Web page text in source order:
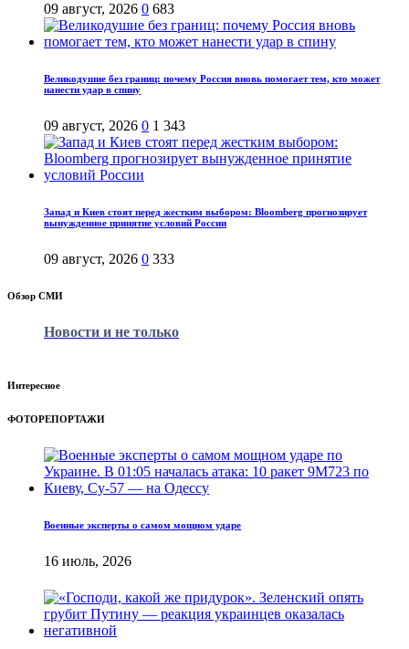
09 август, 2026 0 683
Великодушие без границ: почему Россия вновь помогает тем, кто может
нанести удар в спину
09 август, 2026 0 1 343
Запад и Киев стоят перед жестким выбором: Bloomberg прогнозирует
вынужденное принятие условий России
09 август, 2026 0 333
Обзор СМИ
Новости и не только
Интересное
ФОТОРЕПОРТАЖИ
Военные эксперты о самом мощном ударе
16 июль, 2026